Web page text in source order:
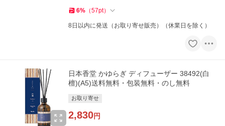
6% （57pt）
8日以内に発送（お取り寄せ販売）（休業日を除く）
日本香堂 かゆらぎ ディフューザー 38492(白
檀)(A5)送料無料・包装無料・のし無料
お取り寄せ
2,830円